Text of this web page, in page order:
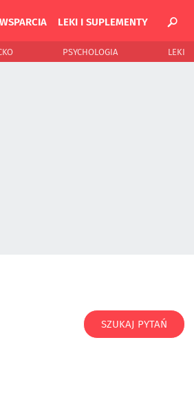
LEKI I SUPLEMENTY
PSYCHOLOGIA LEKI
SZUKAJ PYTAŃ